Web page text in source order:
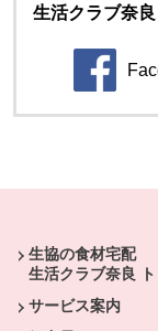
生活クラブ奈
生協の食材宅配
生活クラブ奈良
サービス案内